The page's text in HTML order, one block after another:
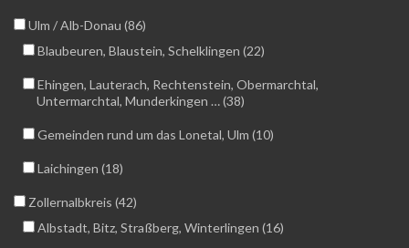
Ulm / Alb-Donau (86)
Blaubeuren, Blaustein, Schelklingen (22)
Ehingen, Lauterach, Rechtenstein, Obermarchtal,
Untermarchtal, Munderkingen … (38)
Gemeinden rund um das Lonetal, Ulm (10)
Laichingen (18)
Zollernalbkreis (42)
Albstadt, Bitz, Straßberg, Winterlingen (16)